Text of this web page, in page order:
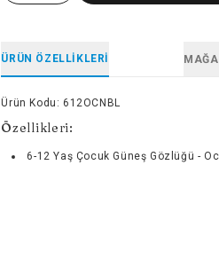
ÜRÜN ÖZELLIKLERI
Ürün Kodu : 612OCNBL
Özellikleri:
6-12 Yaş Çocuk Güneş Gözlüğü -